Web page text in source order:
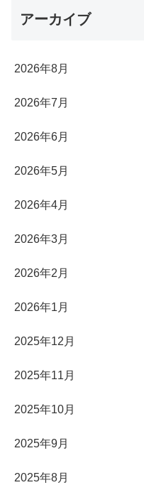
アーカイブ
2026年8月
2026年7月
2026年6月
2026年5月
2026年4月
2026年3月
2026年2月
2026年1月
2025年12月
2025年11月
2025年10月
2025年9月
2025年8月